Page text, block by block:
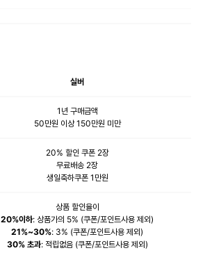
실버
1년 구매금액
50만원 이상 150만원 미만
20% 할인 쿠폰 2장
무료배송 2장
생일축하쿠폰 1만원
상품 할인율이
20%이하: 상품가의 5% (쿠폰/포인트사용 제외)
21%~30%: 3% (쿠폰/포인트사용 제외)
30% 초과: 적립없음 (쿠폰/포인트사용 제외)